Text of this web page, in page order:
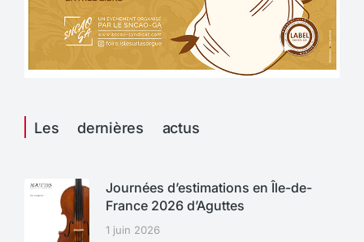
Les dernières actus
Journées d’estimations en Île-de-
France 2026 d’Aguttes
1 juin 2026